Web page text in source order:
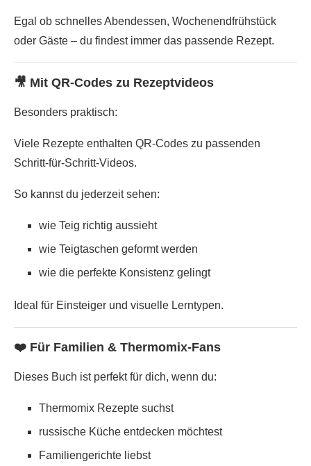
Egal ob schnelles Abendessen, Wochenendfrühstück
oder Gäste – du findest immer das passende Rezept.
🎥 Mit QR-Codes zu Rezeptvideos
Besonders praktisch:
Viele Rezepte enthalten QR-Codes zu passenden
Schritt-für-Schritt-Videos.
So kannst du jederzeit sehen:
wie Teig richtig aussieht
wie Teigtaschen geformt werden
wie die perfekte Konsistenz gelingt
Ideal für Einsteiger und visuelle Lerntypen.
❤️ Für Familien & Thermomix-Fans
Dieses Buch ist perfekt für dich, wenn du:
Thermomix Rezepte suchst
russische Küche entdecken möchtest
Familiengerichte liebst